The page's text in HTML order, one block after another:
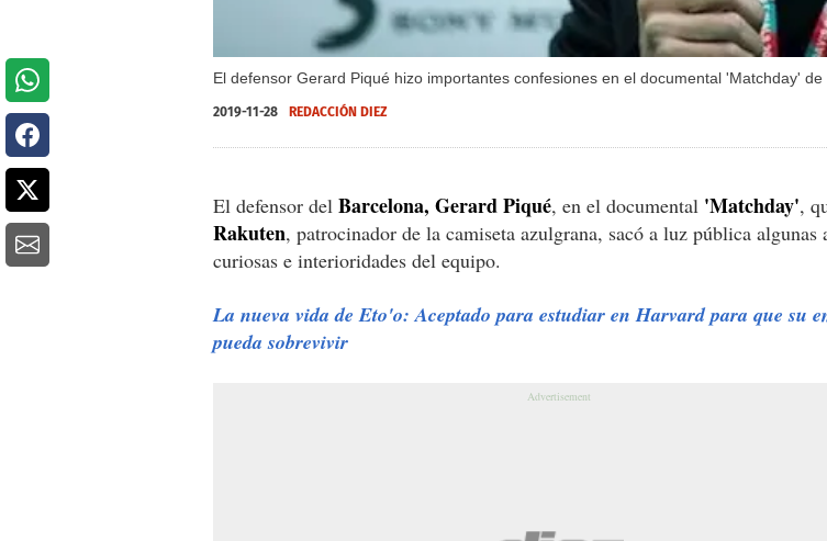
El defensor Gerard Piqué hizo importantes confesiones en el documental 'Matchday'
2019-11-28 REDACCIÓN DIEZ
El defensor del Barcelona, Gerard Piqué, en el documental 'Matchday',
Rakuten, patrocinador de la camiseta azulgrana, sacó a luz pública algunas
curiosas e interioridades del equipo.
La nueva vida de Eto'o: Aceptado para estudiar en Harvard para que su
pueda sobrevivir